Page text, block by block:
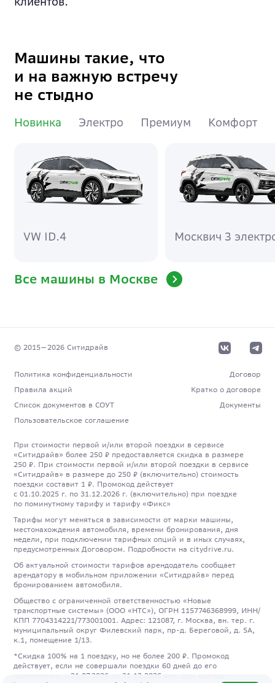
Машины такие, что
и на важную встречу
не стыдно
Новинка Электро Премиум Комфорт
VW ID.4 Москвич 3
Все машины в Москве
© 2015—2026 Cитидрайв
Политика конфиденциальности
Правила акций
Список документов в СОУТ
Пользовательское соглашение
Договор
Кратко о договоре
Документы
При стоимости первой и/или второй поездки в сервисе
«Ситидрайв» более 250 ₽ предоставляется скидка в размере
250 ₽. При стоимости первой и/или второй поездки в сервисе
«Ситидрайв» в размере до 250 ₽ (включительно) стоимость
поездки составит 1 ₽. Промокод действует
с 01.10.2025 г. по 31.12.2026 г. (включительно) при поездке
по поминутному тарифу и тарифу «Фикс»
Тарифы могут меняться в зависимости от марки машины,
местонахождения автомобиля, времени бронирования, дня
недели, при подключении тарифных опций и в иных случаях,
предусмотренных Договором. Подробности на citydrive.ru.
Об актуальной стоимости тарифов арендодатель сообщает
арендатору в мобильном приложении «Ситидрайв» перед
бронированием автомобиля.
Общество с ограниченной ответственностью «Новые
транспортные системы» (ООО «НТС»), ОГРН 1157746368999, ИНН/
КПП 7704314221/773001001. Адрес: 121087, г. Москва, вн. тер. г.
муниципальный округ Филевский парк, пр-д. Береговой, д. 5А,
к.1, помещение 1/13.
*Скидка 100% на 1 поездку, но не более 200 ₽. Промокод
действует, если не совершали поездки 60 дней до его
применения, с 21.07.2026 по 31.12.2026 вкл. при аренде